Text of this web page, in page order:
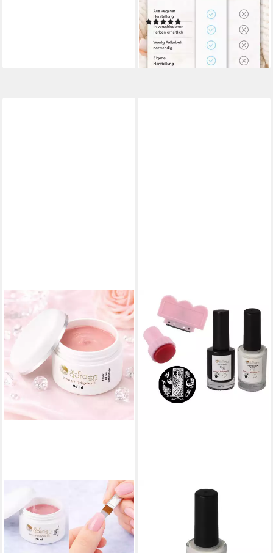
Hochglanz Finish
(1)
ab 3,99 €
(798,00 €/ 1 l)
lieferbar - in 4-5 Werktagen bei dir